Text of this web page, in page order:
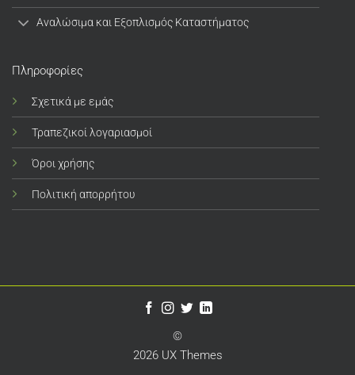
Αναλώσιμα και Εξοπλισμός Καταστήματος
Πληροφορίες
Σχετικά με εμάς
Τραπεζικοί λογαριασμοί
Όροι χρήσης
Πολιτική απορρήτου
©
2026 UX Themes